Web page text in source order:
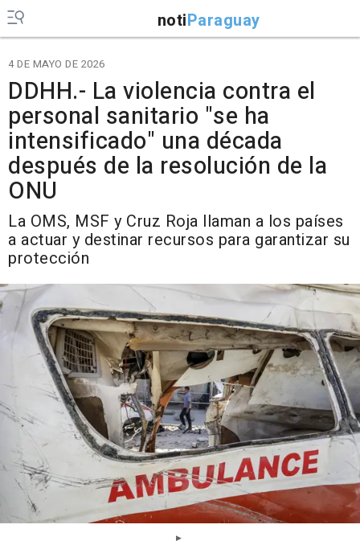
notiParaguay
4 DE MAYO DE 2026
DDHH.- La violencia contra el
personal sanitario "se ha
intensificado" una década
después de la resolución de la
ONU
La OMS, MSF y Cruz Roja llaman a los países
a actuar y destinar recursos para garantizar su
protección